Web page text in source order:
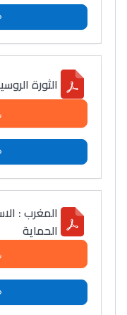
الثورة
المغرب :
الحماية